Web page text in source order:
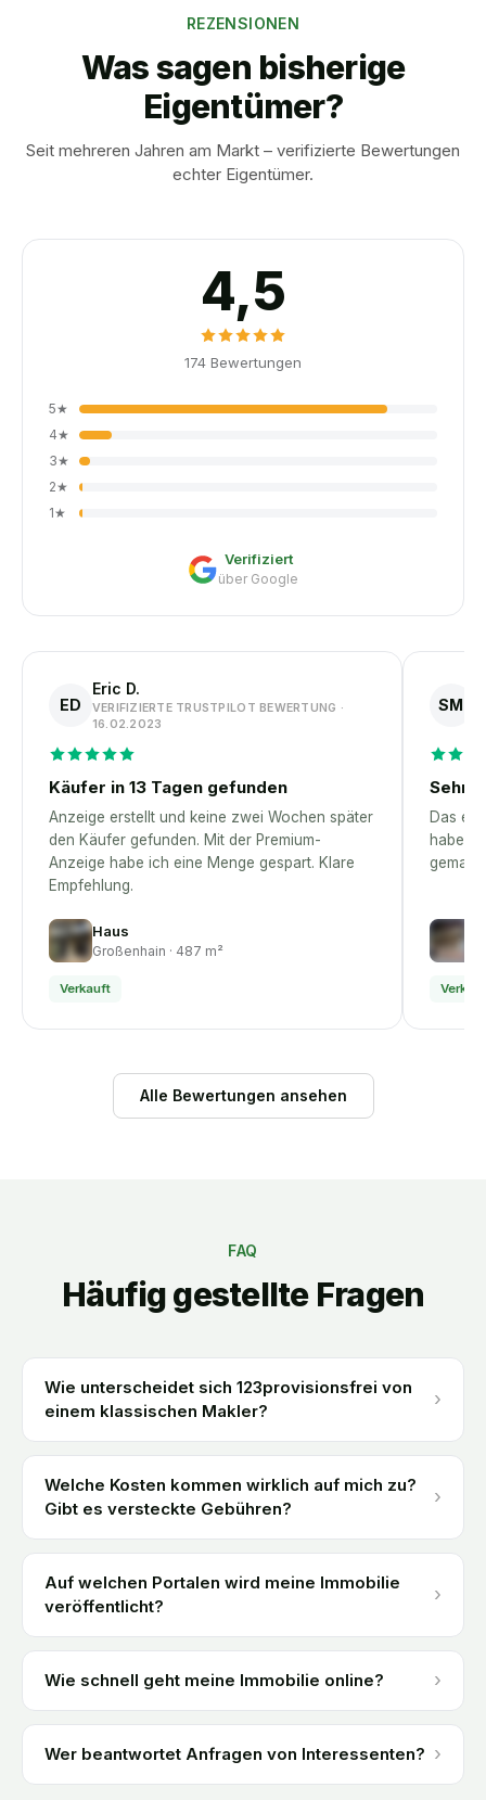
REZENSIONEN
Was sagen bisherige
Eigentümer?
Seit mehreren Jahren am Markt – verifizierte Bewertungen
echter Eigentümer.
4,5
174 Bewertungen
5★
4★
3★
2★
1★
Verifiziert
über Google
ED
Eric D.
VERIFIZIERTE TRUSTPILOT BEWERTUNG ·
16.02.2023
Käufer in 13 Tagen gefunden
Anzeige erstellt und keine zwei Wochen später
den Käufer gefunden. Mit der Premium-
Anzeige habe ich eine Menge gespart. Klare
Empfehlung.
Haus
Großenhain · 487 m²
Verkauft
SM
Sehr
Das
habe –
Alle Bewertungen ansehen
FAQ
Häufig gestellte Fragen
Wie unterscheidet sich 123provisionsfrei von
einem klassischen Makler?
›
Welche Kosten kommen wirklich auf mich zu?
Gibt es versteckte Gebühren?
›
Auf welchen Portalen wird meine Immobilie
veröffentlicht?
›
Wie schnell geht meine Immobilie online? ›
Wer beantwortet Anfragen von Interessenten? ›